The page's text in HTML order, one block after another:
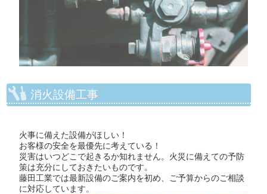
消火設備工事
火事に備えた設備がほしい！
お客様の安全を最優先に考えている！
災害はいつどこで起きるか知れません。火災に備えての予防
策は充分にしておきたいものです。
藤田工業では最新設備のご案内を初め、ご予算からのご相談
に対応しています。